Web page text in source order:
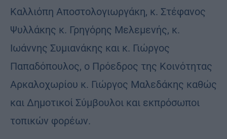
Καλλιόπη Αποστολογιωργάκη, κ. Στέφανος
Ψυλλάκης κ. Γρηγόρης Μελεμενής, κ.
Ιωάννης Συμιανάκης και κ. Γιώργος
Παπαδόπουλος, ο Πρόεδρος της Κοινότητας
Αρκαλοχωρίου κ. Γιώργος Μαλεδάκης καθώς
και Δημοτικοί Σύμβουλοι και εκπρόσωποι
τοπικών φορέων.